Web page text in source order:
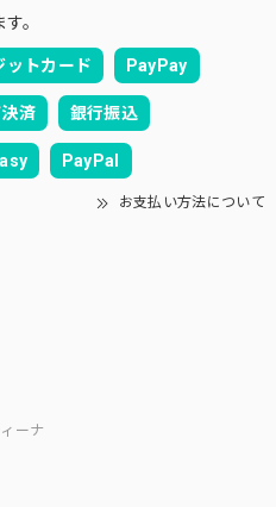
。
ットカード PayPay
済 銀行振込
PayPal
お支払い方法について
ーナ